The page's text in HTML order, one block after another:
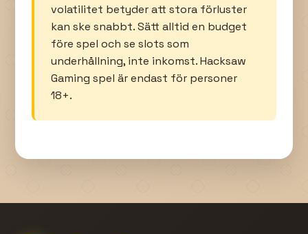
volatilitet betyder att stora förluster
kan ske snabbt. Sätt alltid en budget
före spel och se slots som
underhållning, inte inkomst. Hacksaw
Gaming spel är endast för personer
18+.